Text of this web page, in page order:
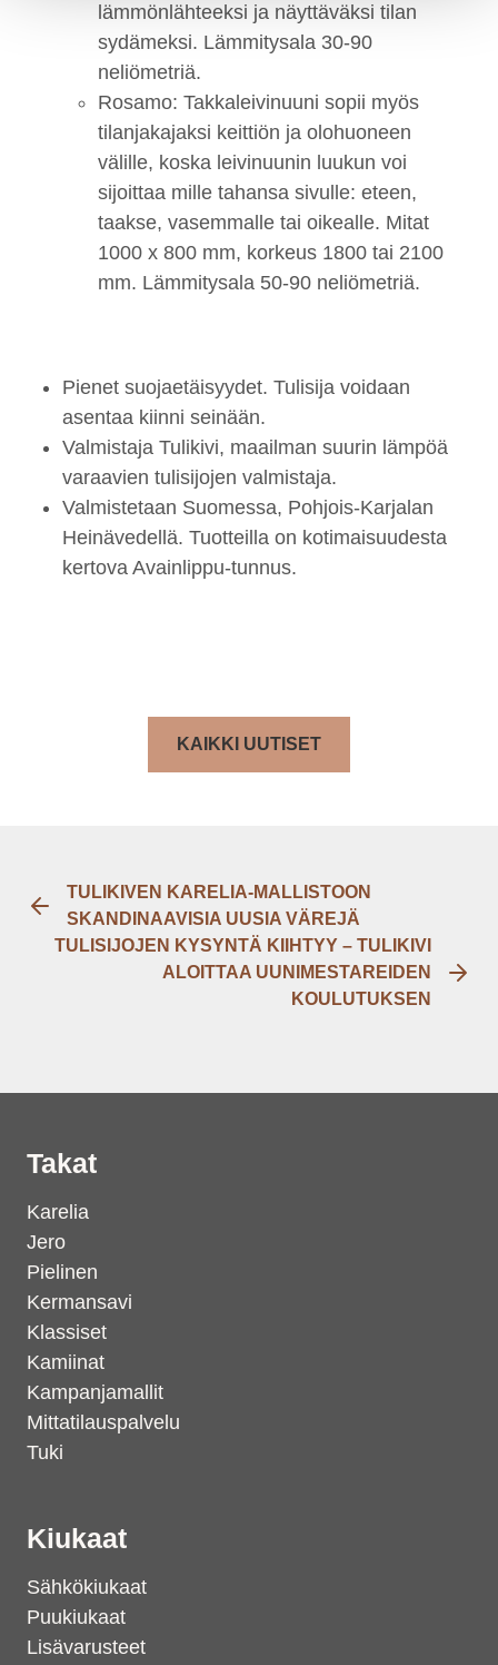
lämmönlähteeksi ja näyttäväksi tilan
sydämeksi. Lämmitysala 30-90
neliömetriä.
Rosamo: Takkaleivinuuni sopii myös
tilanjakajaksi keittiön ja olohuoneen
välille, koska leivinuunin luukun voi
sijoittaa mille tahansa sivulle: eteen,
taakse, vasemmalle tai oikealle. Mitat
1000 x 800 mm, korkeus 1800 tai 2100
mm. Lämmitysala 50-90 neliömetriä.
Pienet suojaetäisyydet. Tulisija voidaan
asentaa kiinni seinään.
Valmistaja Tulikivi, maailman suurin lämpöä
varaavien tulisijojen valmistaja.
Valmistetaan Suomessa, Pohjois-Karjalan
Heinävedellä. Tuotteilla on kotimaisuudesta
kertova Avainlippu-tunnus.
KAIKKI UUTISET
TULIKIVEN KARELIA-MALLISTOON
SKANDINAAVISIA UUSIA VÄREJÄ
TULISIJOJEN KYSYNTÄ KIIHTYY – TULIKIVI
ALOITTAA UUNIMESTAREIDEN
KOULUTUKSEN
Takat
Karelia
Jero
Pielinen
Kermansavi
Klassiset
Kamiinat
Kampanjamallit
Mittatilauspalvelu
Tuki
Kiukaat
Sähkökiukaat
Puukiukaat
Lisävarusteet